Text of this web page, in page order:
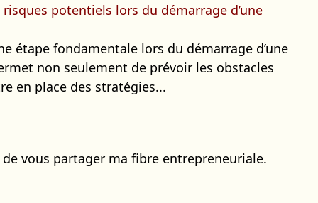
potentiels lors du démarrage d’une
étape fondamentale lors du démarrage d’une
non seulement de prévoir les obstacles
en place des stratégies...
vous partager ma fibre entrepreneuriale.